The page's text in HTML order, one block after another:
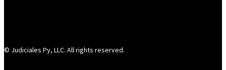
© Judiciales Py, LLC. All rights reserved.